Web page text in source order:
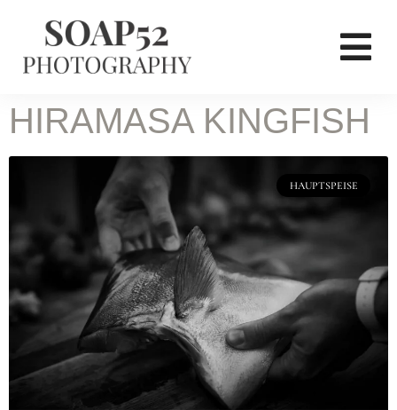
HIRAMASA KINGFISH
HAUPTSPEISE